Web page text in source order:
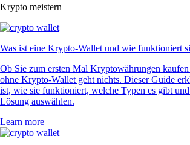
Krypto meistern
Was ist eine Krypto-Wallet und wie funktioniert
Ob Sie zum ersten Mal Kryptowährungen
ohne Krypto-Wallet geht nichts. Dieser Guide
ist, wie sie funktioniert, welche Typen es gibt
Lösung auswählen.
Learn more